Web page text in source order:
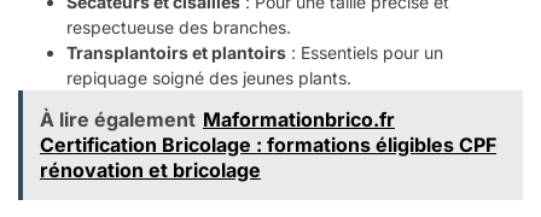
respectueuse des branches.
Transplantoirs et plantoirs : Essentiels pour un
repiquage soigné des jeunes plants.
À lire également Maformationbrico.fr
Certification Bricolage : formations éligibles CPF
rénovation et bricolage